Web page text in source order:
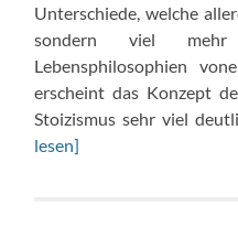
Unterschiede, welche
sondern viel
Lebensphilosophien
erscheint das Konzept
Stoizismus sehr viel
lesen]